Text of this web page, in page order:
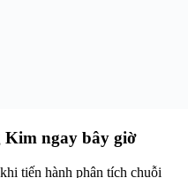
Kim ngay bây giờ
tiến hành phân tích chuỗi